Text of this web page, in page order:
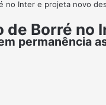
no Inter e projeta novo
de Borré no
permanência